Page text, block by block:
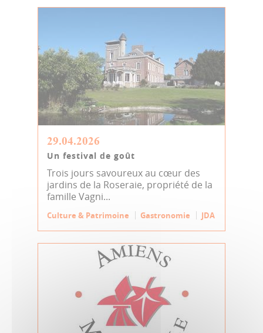
29.04.2026
Un festival de goût
Trois jours savoureux au cœur des
jardins de la Roseraie, propriété de la
famille Vagni...
Culture & Patrimoine Gastronomie JDA